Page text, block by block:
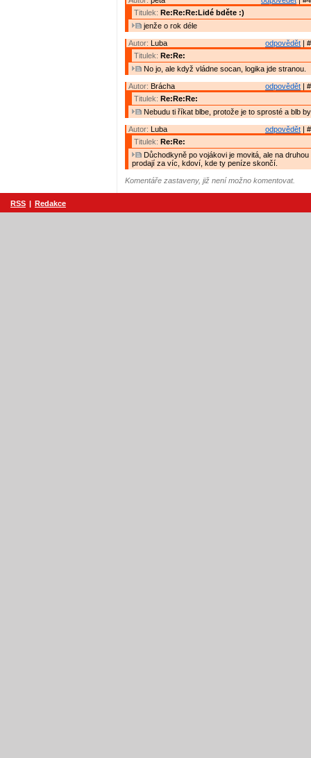
Titulek: Re:Re:Re:Lidé bděte :)
jenže o rok déle
odpovědět |
Autor: Luba
Titulek: Re:Re:
No jo, ale když vládne socan, logika jde stranou.
odpovědět |
Autor: Brácha
Titulek: Re:Re:Re:
Nebudu ti říkat blbe, protože je to sprosté a blb
odpovědět |
Autor: Luba
Titulek: Re:Re:
Důchodkyně po vojákovi je movitá, ale na
prodají za víc, kdoví, kde ty peníze skončí.
Komentáře zastaveny, již není možno komentovat.
RSS | Redakce